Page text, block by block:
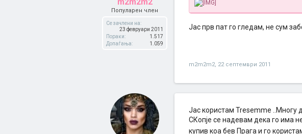
Популарен член
Се зачлени на:
23 февруари 2011
Пораки:
1.517
Допаѓања:
1.059
Јас прв пат го гледам, не сум
m2m2m2, 22 септември 2011
Јас користам Tresemme ..Многу
СКопје се надевам дека го има
купив коа бев Прага и го